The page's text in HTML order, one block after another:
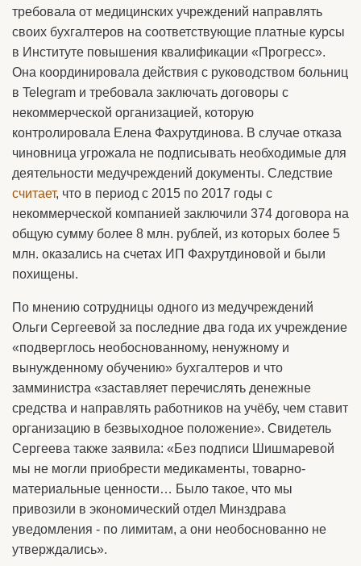
требовала от медицинских учреждений направлять
своих бухгалтеров на соответствующие платные курсы
в Институте повышения квалификации «Прогресс».
Она координировала действия с руководством больниц
в Telegram и требовала заключать договоры с
некоммерческой организацией, которую
контролировала Елена Фахрутдинова. В случае отказа
чиновница угрожала не подписывать необходимые для
деятельности медучреждений документы. Следствие
считает, что в период с 2015 по 2017 годы с
некоммерческой компанией заключили 374 договора на
общую сумму более 8 млн. рублей, из которых более 5
млн. оказались на счетах ИП Фахрутдиновой и были
похищены.
По мнению сотрудницы одного из медучреждений
Ольги Сергеевой за последние два года их учреждение
«подверглось необоснованному, ненужному и
вынужденному обучению» бухгалтеров и что
замминистра «заставляет перечислять денежные
средства и направлять работников на учёбу, чем ставит
организацию в безвыходное положение». Свидетель
Сергеева также заявила: «Без подписи Шишмаревой
мы не могли приобрести медикаменты, товарно-
материальные ценности… Было такое, что мы
привозили в экономический отдел Минздрава
уведомления - по лимитам, а они необоснованно не
утверждались».